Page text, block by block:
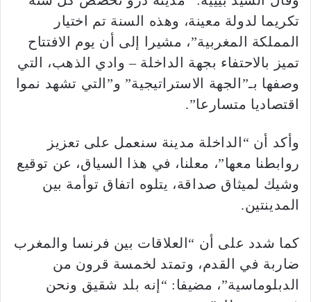
تكريما لدولة معينة، وهذه السنة تم اختيار
المملكة المغربية”، مشيرا إلى أن يوم الافتتاح
تميز بالاحتفاء بجهة الداخلة – وادي الذهب، التي
وصفها بـ”الجهة الاستراتيجية” و”التي تشهد نموا
اقتصاديا متسارعا”.
وأكد أن “الداخلة مدينة سنعمل على تعزيز
روابطنا معها”، معلنا، في هذا السياق، عن توقيع
وشيك لميثاق صداقة، يتلوه اتفاق توأمة بين
المدينتين.
كما شدد على أن “العلاقات بين فرنسا والمغرب
ضاربة في القدم، وتمتد لخمسة قرون من
الدبلوماسية”، مضيفا: “إنه بلد شقيق ونحن